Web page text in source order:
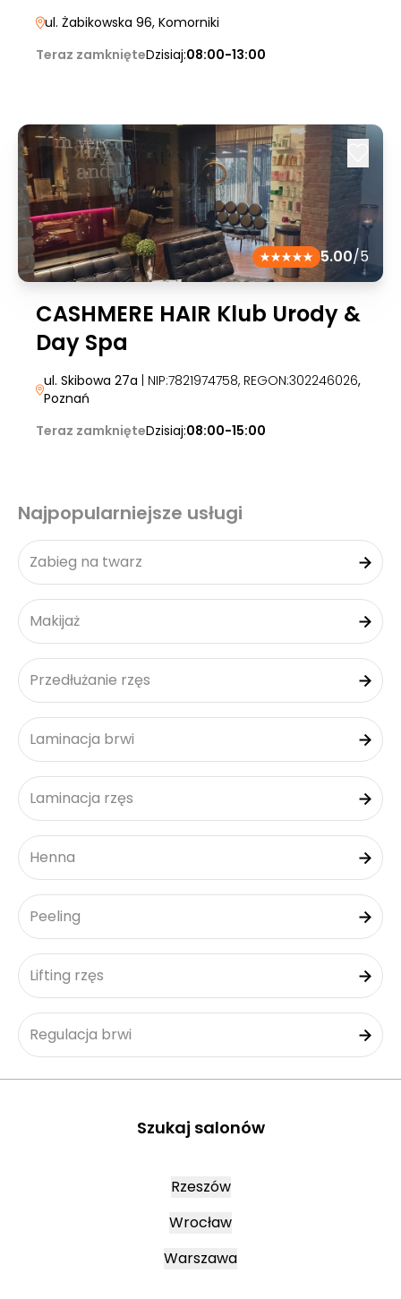
ul. Żabikowska 96, Komorniki
Teraz zamknięteDzisiaj:08:00-13:00
5.00/5
CASHMERE HAIR Klub Urody &
Day Spa
ul. Skibowa 27a | NIP:7821974758, REGON:302246026,
Poznań
Teraz zamknięteDzisiaj:08:00-15:00
Najpopularniejsze usługi
Zabieg na twarz
Makijaż
Przedłużanie rzęs
Laminacja brwi
Laminacja rzęs
Henna
Peeling
Lifting rzęs
Regulacja brwi
Szukaj salonów
Rzeszów
Wrocław
Warszawa